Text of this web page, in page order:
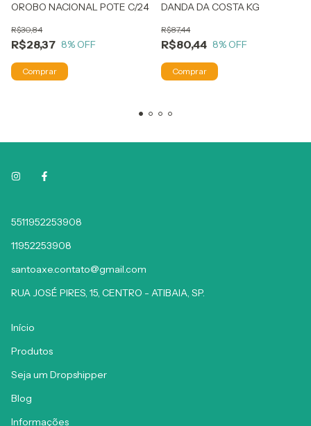
OROBO NACIONAL POTE C/24
R$28,37
R$30,84
8% OFF
DANDA DA COSTA KG
R$80,44
R$87,44
8% OFF
5511952253908
11952253908
santoaxe.contato@gmail.com
RUA JOSÉ PIRES, 15, CENTRO - ATIBAIA, SP.
Início
Produtos
Seja um Dropshipper
Blog
Informações